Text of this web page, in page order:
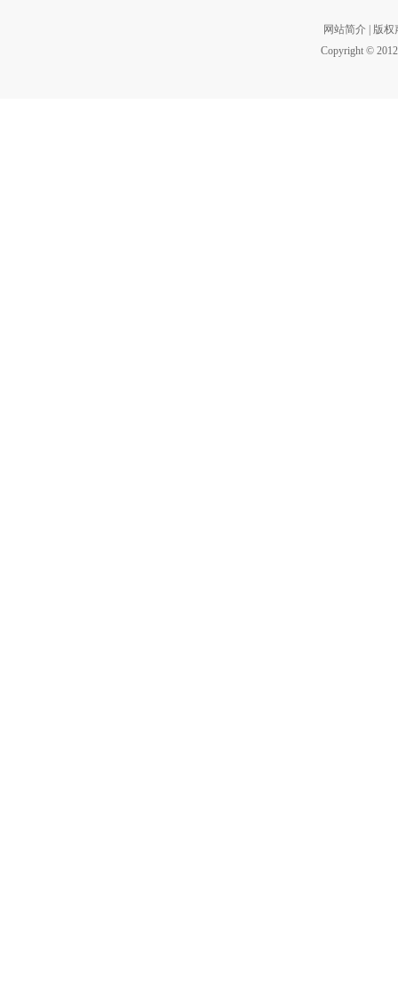
网站简介
版权
Copyright ©